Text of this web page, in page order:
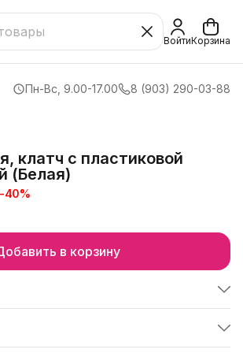
ВойтиКорзина
Пн-Вс, 9.00-17.00 8 (903) 290-03-88
клатч с пластиковой
(Белая)
40%
в корзину